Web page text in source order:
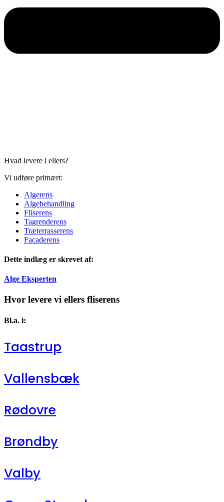
Hvad levere i ellers?
Vi udføre primært:
Algerens
Algebehandling
Fliserens
Tagrenderens
Træterrasserens
Facaderens
Dette indlæg er skrevet af:
Alge Eksperten
Hvor levere vi ellers fliserens
Bl.a. i:
Taastrup
Vallensbæk
Rødovre
Brøndby
Valby